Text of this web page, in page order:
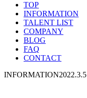
TOP
INFORMATION
TALENT LIST
COMPANY
BLOG
FAQ
CONTACT
INFORMATION2022.3.5